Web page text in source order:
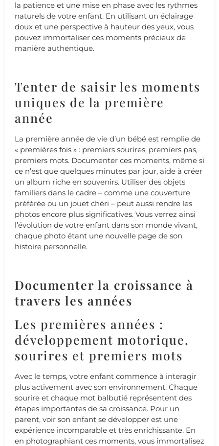
la patience et une mise en phase avec les rythmes
naturels de votre enfant. En utilisant un éclairage
doux et une perspective à hauteur des yeux, vous
pouvez immortaliser ces moments précieux de
manière authentique.
Tenter de saisir les moments
uniques de la première
année
La première année de vie d’un bébé est remplie de
« premières fois » : premiers sourires, premiers pas,
premiers mots. Documenter ces moments, même si
ce n’est que quelques minutes par jour, aide à créer
un album riche en souvenirs. Utiliser des objets
familiers dans le cadre – comme une couverture
préférée ou un jouet chéri – peut aussi rendre les
photos encore plus significatives. Vous verrez ainsi
l’évolution de votre enfant dans son monde vivant,
chaque photo étant une nouvelle page de son
histoire personnelle.
Documenter la croissance à
travers les années
Les premières années :
développement motorique,
sourires et premiers mots
Avec le temps, votre enfant commence à interagir
plus activement avec son environnement. Chaque
sourire et chaque mot balbutié représentent des
étapes importantes de sa croissance. Pour un
parent, voir son enfant se développer est une
expérience incomparable et très enrichissante. En
en photographiant ces moments, vous immortalisez